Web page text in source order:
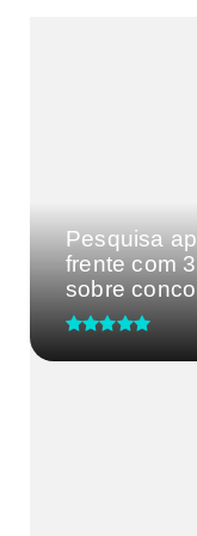
Pesquisa
frente com
sobre